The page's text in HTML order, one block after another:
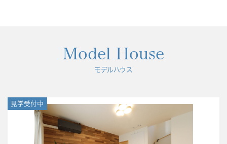
Model House
モデルハウス
見学受付中